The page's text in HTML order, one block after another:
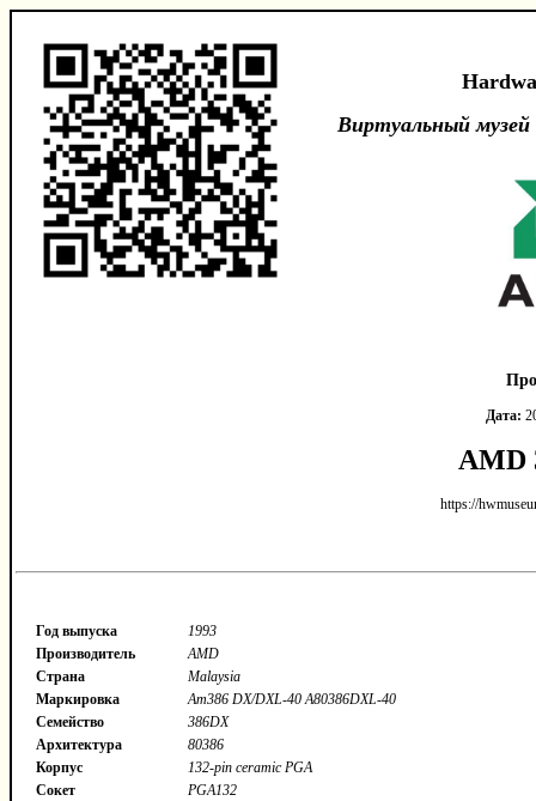
Виртуальный
Дата:
AMD
https://
Год выпуска
1993
Производитель
AMD
Страна
Malaysia
Маркировка
Am386 DX/DXL-40 A80386DXL-40
Семейство
386DX
Архитектура
80386
Корпус
132-pin ceramic PGA
Сокет
PGA132